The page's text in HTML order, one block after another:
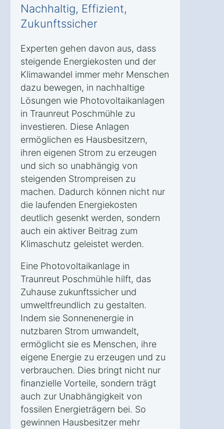
Nachhaltig, Effizient,
Zukunftssicher
Experten gehen davon aus, dass
steigende Energiekosten und der
Klimawandel immer mehr Menschen
dazu bewegen, in nachhaltige
Lösungen wie Photovoltaikanlagen
in Traunreut Poschmühle zu
investieren. Diese Anlagen
ermöglichen es Hausbesitzern,
ihren eigenen Strom zu erzeugen
und sich so unabhängig von
steigenden Strompreisen zu
machen. Dadurch können nicht nur
die laufenden Energiekosten
deutlich gesenkt werden, sondern
auch ein aktiver Beitrag zum
Klimaschutz geleistet werden.
Eine Photovoltaikanlage in
Traunreut Poschmühle hilft, das
Zuhause zukunftssicher und
umweltfreundlich zu gestalten.
Indem sie Sonnenenergie in
nutzbaren Strom umwandelt,
ermöglicht sie es Menschen, ihre
eigene Energie zu erzeugen und zu
verbrauchen. Dies bringt nicht nur
finanzielle Vorteile, sondern trägt
auch zur Unabhängigkeit von
fossilen Energieträgern bei. So
gewinnen Hausbesitzer mehr